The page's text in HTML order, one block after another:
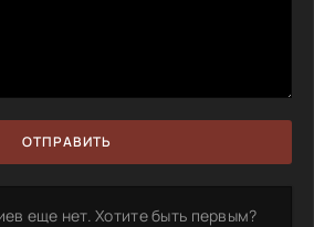
ОТПРАВИТЬ
еще нет. Хотите быть первым?